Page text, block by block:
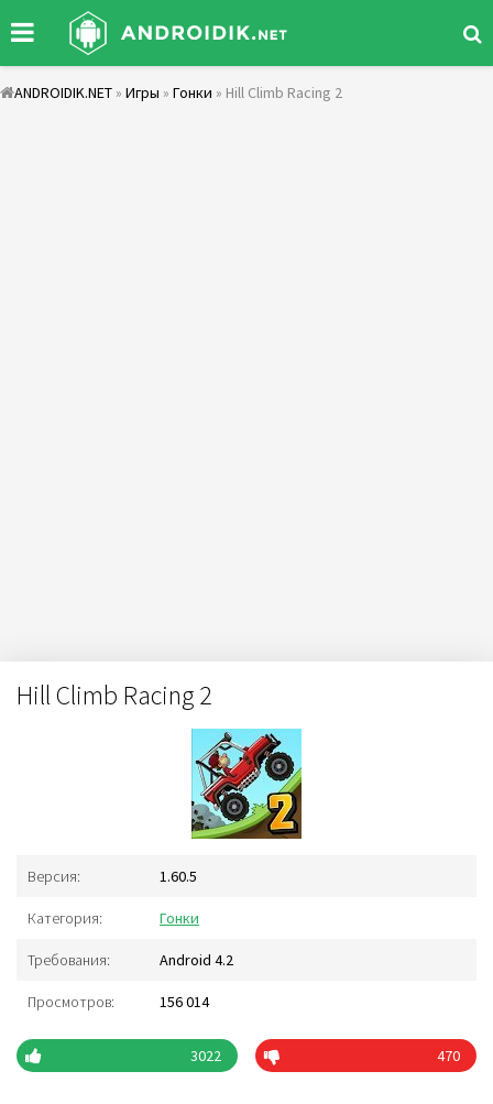
ANDROIDIK.NET » Игры » Гонки » Hill Climb Racing 2
Hill Climb Racing 2
Версия: 1.60.5
Категория: Гонки
Требования: Android 4.2
Просмотров: 156 014
3022 470